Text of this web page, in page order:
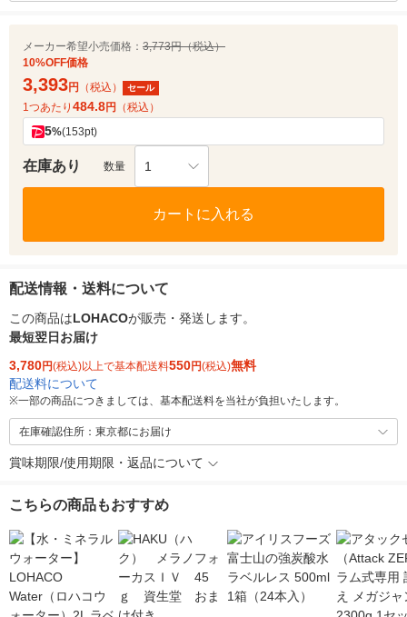
メーカー希望小売価格： 3,773円（税込）
10%OFF価格
3,393円 （税込） セール
1つあたり 484.8円 （税込）
5%(153pt)
在庫あり 数量 1
カートに入れる
配送情報・送料について
この商品はLOHACOが販売・発送します。
最短翌日お届け
3,780円(税込)以上で基本配送料550円(税込)無料
配送料について
※一部の商品につきましては、基本配送料を当社が負担いたします。
在庫確認住所：東京都にお届け
賞味期限/使用期限・返品について
こちらの商品もおすすめ